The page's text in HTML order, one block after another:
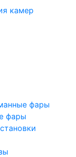
камер
фары
фары